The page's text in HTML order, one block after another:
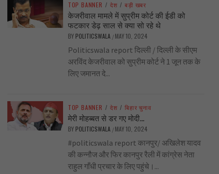
TOP BANNER / देश / बड़ी खबर
केजरीवाल मामले में सुप्रीम कोर्ट की ईडी को
फटकार डेढ़ साल से क्या सो रहे थे
BY POLITICSWALA / MAY 10, 2024
Politicswala report दिल्ली / दिल्ली के सीएम
अरविंद केजरीवाल को सुप्रीम कोर्ट ने 1 जून तक के
लिए जमानत दे...
TOP BANNER / देश / बिहार चुनाव
मेरी मोहब्बत से डर गए मोदी…
BY POLITICSWALA / MAY 10, 2024
#politicswala report कानपुर/ अखिलेश यादव
की कन्नौज और फिर कानपुर रैली में कांग्रेस नेता
राहुल गाँधी प्रचार के लिए पहुंचे।...